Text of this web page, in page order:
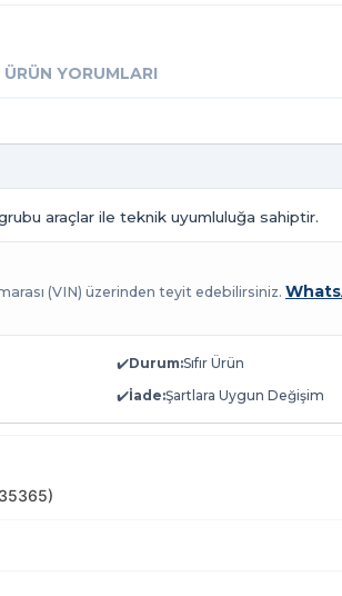
ÜRÜN YORUMLARI
araçlar ile teknik uyumluluğa sahiptir.
(VIN) üzerinden teyit edebilirsiniz.
✔️Durum:Sıfır Ürün
✔️İade:Şartlara Uygun Değişim